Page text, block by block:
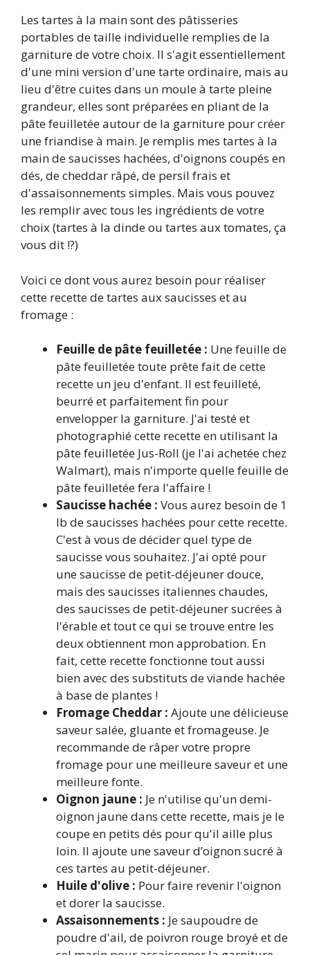
Les tartes à la main sont des pâtisseries
portables de taille individuelle remplies de la
garniture de votre choix. Il s'agit essentiellement
d'une mini version d'une tarte ordinaire, mais au
lieu d'être cuites dans un moule à tarte pleine
grandeur, elles sont préparées en pliant de la
pâte feuilletée autour de la garniture pour créer
une friandise à main. Je remplis mes tartes à la
main de saucisses hachées, d'oignons coupés en
dés, de cheddar râpé, de persil frais et
d'assaisonnements simples. Mais vous pouvez
les remplir avec tous les ingrédients de votre
choix (tartes à la dinde ou tartes aux tomates, ça
vous dit !?)
Voici ce dont vous aurez besoin pour réaliser
cette recette de tartes aux saucisses et au
fromage :
Feuille de pâte feuilletée : Une feuille de
pâte feuilletée toute prête fait de cette
recette un jeu d'enfant. Il est feuilleté,
beurré et parfaitement fin pour
envelopper la garniture. J'ai testé et
photographié cette recette en utilisant la
pâte feuilletée Jus-Roll (je l'ai achetée chez
Walmart), mais n'importe quelle feuille de
pâte feuilletée fera l'affaire !
Saucisse hachée : Vous aurez besoin de 1
lb de saucisses hachées pour cette recette.
C'est à vous de décider quel type de
saucisse vous souhaitez. J'ai opté pour
une saucisse de petit-déjeuner douce,
mais des saucisses italiennes chaudes,
des saucisses de petit-déjeuner sucrées à
l'érable et tout ce qui se trouve entre les
deux obtiennent mon approbation. En
fait, cette recette fonctionne tout aussi
bien avec des substituts de viande hachée
à base de plantes !
Fromage Cheddar : Ajoute une délicieuse
saveur salée, gluante et fromageuse. Je
recommande de râper votre propre
fromage pour une meilleure saveur et une
meilleure fonte.
Oignon jaune : Je n'utilise qu'un demi-
oignon jaune dans cette recette, mais je le
coupe en petits dés pour qu'il aille plus
loin. Il ajoute une saveur d’oignon sucré à
ces tartes au petit-déjeuner.
Huile d'olive : Pour faire revenir l'oignon
et dorer la saucisse.
Assaisonnements : Je saupoudre de
poudre d'ail, de poivron rouge broyé et de